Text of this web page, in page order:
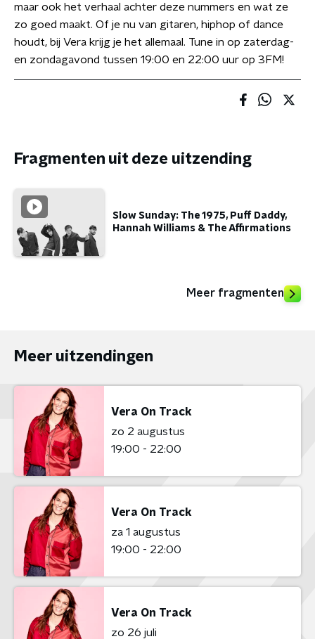
maar ook het verhaal achter deze nummers en wat ze
zo goed maakt. Of je nu van gitaren, hiphop of dance
houdt, bij Vera krijg je het allemaal. Tune in op zaterdag-
en zondagavond tussen 19:00 en 22:00 uur op 3FM!
Fragmenten uit deze uitzending
Slow Sunday: The 1975, Puff Daddy,
Hannah Williams & The Affirmations
Meer fragmenten
Meer uitzendingen
Vera On Track
zo 2 augustus
19:00 - 22:00
Vera On Track
za 1 augustus
19:00 - 22:00
Vera On Track
zo 26 juli